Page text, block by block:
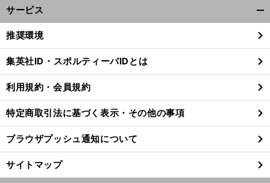
サービス
閉
る
推奨環境
集英社ID・スポルティーバIDとは
利用規約・会員規約
特定商取引法に基づく表示・その他の事項
ブラウザプッシュ通知について
サイトマップ